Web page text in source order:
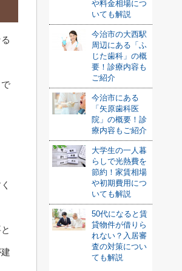
や料金相場につ
いても解説
今治市の大西駅
周辺にある「ふ
じた歯科」の概
要！診療内容も
ご紹介
今治市にある
「矢原歯科医
院」の概要！診
療内容もご紹介
大学生の一人暮
らしで光熱費を
節約！家賃相場
や初期費用につ
いても解説
50代になると賃
貸物件が借りら
れない？入居審
査の対策につい
ても解説